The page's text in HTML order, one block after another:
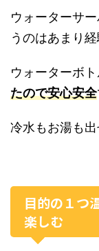
ウォーターサ
うのはあまり
ウォーターボ
たので安心安全
冷水もお湯も出
目的の１つ
楽しむ